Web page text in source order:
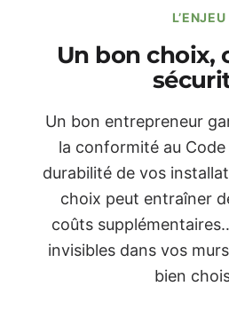
L’ENJEU
Un bon choix,
Un bon entrepreneur
la conformité au
durabilité de vos
choix peut entraîner
coûts
invisibles dans vos
bien